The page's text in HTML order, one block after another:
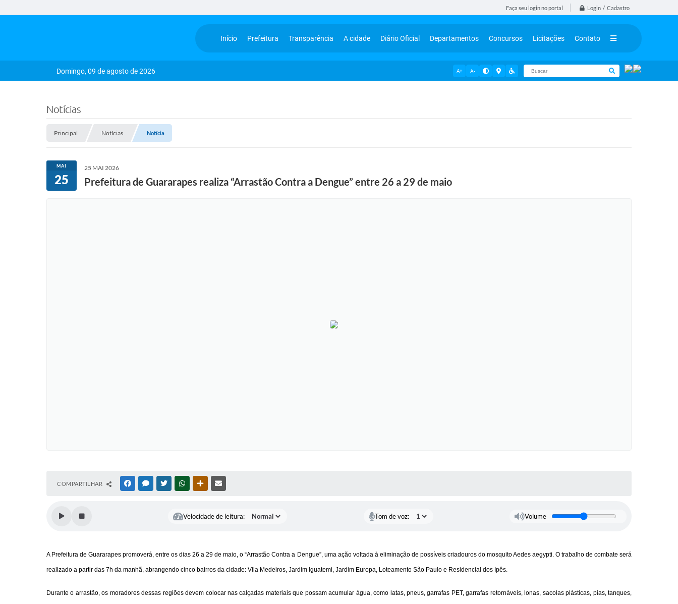
Faça seu login no portal Login / Cadastro
Início Prefeitura Transparência A cidade Diário Oficial Departamentos Concursos Licitações Contato
A+ A-
Domingo, 09 de agosto de 2026
Notícias
Principal Notícias Notícia
MAI
25
25 MAI 2026
Prefeitura de Guararapes realiza “Arrastão Contra a Dengue” entre 26 a 29 de maio
COMPARTILHAR FACEBOOKMESSENGER
TWITTERWHATSAPPOUTRAS MÍDIAS
Velocidade de leitura: Tom de voz: Volume
A Prefeitura de Guararapes promoverá, entre os dias 26 a 29 de maio, o “Arrastão Contra a Dengue”, uma ação voltada à eliminação de possíveis criadouros do mosquito Aedes aegypti. O trabalho de combate será
realizado a partir das 7h da manhã, abrangendo cinco bairros da cidade: Vila Medeiros, Jardim Iguatemi, Jardim Europa, Loteamento São Paulo e Residencial dos Ipês.
Durante o arrastão, os moradores dessas regiões devem colocar nas calçadas materiais que possam acumular água, como latas, pneus, garrafas PET, garrafas retornáveis, lonas, sacolas plásticas, pias, tanques,